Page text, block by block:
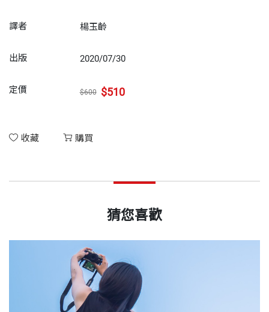
譯者 楊玉齡
出版 2020/07/30
定價 $600 $510
收藏 購買
猜您喜歡